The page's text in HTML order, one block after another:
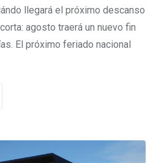
llegará el próximo descanso
agosto traerá un nuevo fin
El próximo feriado nacional